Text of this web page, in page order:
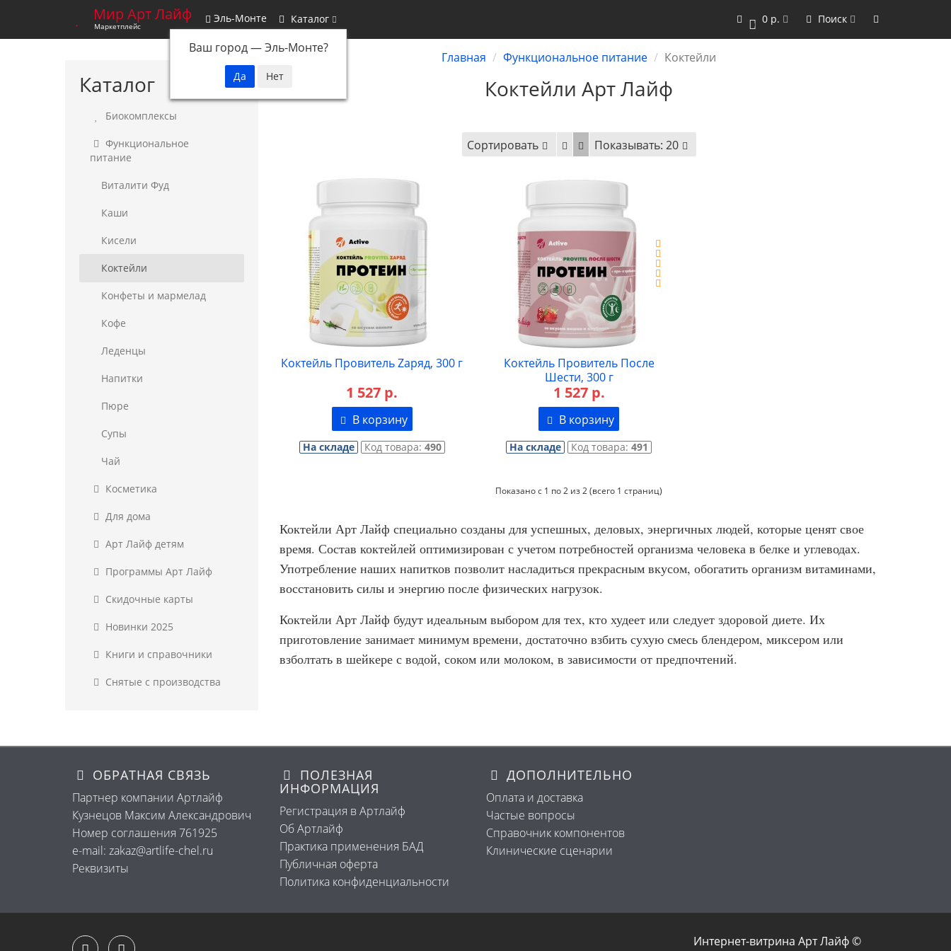
Мир Арт Лайф
Маркетплейс
Эль-Монте
Ваш город —Эль-Монте?
Каталог 0 0 р. Поиск
Каталог
Биокомплексы
Функциональное
питание
Виталити Фуд
Каши
Кисели
Коктейли
Конфеты и мармелад
Кофе
Леденцы
Напитки
Пюре
Супы
Чай
Косметика
Для дома
Арт Лайф детям
Программы Арт Лайф
Скидочные карты
Новинки 2025
Книги и справочники
Снятые с производства
Главная Функциональное питание Коктейли
Коктейли Арт Лайф
Сортировать Показывать: 20
Коктейль Провитель Zаряд, 300 г
1 527 р.
В корзину
На складе Код товара: 490
Коктейль Провитель После
Шести, 300 г
1 527 р.
В корзину
На складе Код товара:491
Показано с 1 по 2 из 2 (всего 1 страниц)
Коктейли Арт Лайф специально созданы для успешных, деловых, энергичных людей, которые ценят свое
время. Состав коктейлей оптимизирован с учетом потребностей организма человека в белке и углеводах.
Употребление наших напитков позволит насладиться прекрасным вкусом, обогатить организм витаминами,
восстановить силы и энергию после физических нагрузок.
Коктейли Арт Лайф будут идеальным выбором для тех, кто худеет или следует здоровой диете. Их
приготовление занимает минимум времени, достаточно взбить сухую смесь блендером, миксером или
взболтать в шейкере с водой, соком или молоком, в зависимости от предпочтений.
ОБРАТНАЯ СВЯЗЬ
Партнер компании Артлайф
Кузнецов Максим Александрович
Номер соглашения 761925
e-mail: zakaz@artlife-chel.ru
Реквизиты
ПОЛЕЗНАЯ
ИНФОРМАЦИЯ
Регистрация в Артлайф
Об Артлайф
Практика применения БАД
Публичная оферта
Политика конфиденциальности
ДОПОЛНИТЕЛЬНО
Оплата и доставка
Частые вопросы
Справочник компонентов
Клинические сценарии
Интернет-витрина Арт Лайф ©